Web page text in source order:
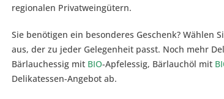
regionalen Privatweingütern.
Sie benötigen ein besonderes Geschenk? Wählen
aus, der zu jeder Gelegenheit passt. Noch mehr
Bärlauchessig mit BIO-Apfelessig, Bärlauchöl mit
Delikatessen-Angebot ab.